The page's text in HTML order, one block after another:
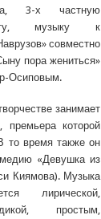
3-х частную
музыку к
совместно
пора жениться»
Осиповым.
занимает
которой
то время также он
«Девушка из
Киямова). Музыка
лирической,
простым,